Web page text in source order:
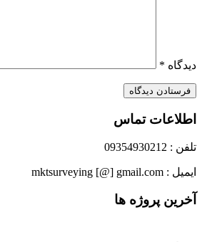
دیدگاه *
اطلاعات تماس
تلفن : 09354930212
ایمیل : mktsurveying [@] gmail.com
آخرین پروژه ها